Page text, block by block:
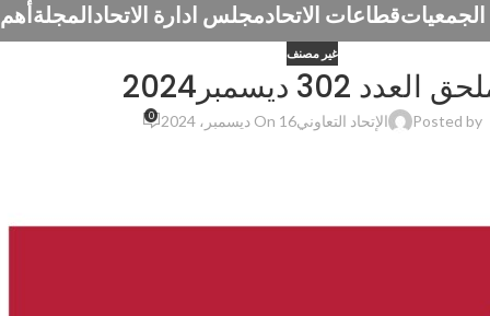
قطاعات الاتحادمجلس ادارة الاتحادالمجلة
غير مصنف
Posted by الإتحاد التعاونيOn 16 ديسمبر، 2024 0